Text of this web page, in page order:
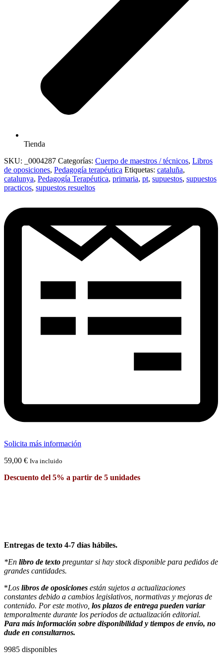
Tienda
SKU:
_0004287 Categorías: Cuerpo de maestros / técnicos, Libros
de oposiciones, Pedagogía terapéutica Etiquetas: cataluña,
catalunya, Pedagogía Terapéutica, primaria, pt, supuestos, supuestos
practicos, supuestos resueltos
Solicita más información
59,00 € Iva incluido
Descuento del 5% a partir de 5 unidades
Entregas de texto 4-7 días hábiles.
*En libro de texto preguntar si hay stock disponible para pedidos de
grandes cantidades.
*Los libros de oposiciones están sujetos a actualizaciones
constantes debido a cambios legislativos, normativas y mejoras de
contenido. Por este motivo, los plazos de entrega pueden variar
temporalmente durante los periodos de actualización editorial.
Para más información sobre disponibilidad y tiempos de envío, no
dude en consultarnos.
9985 disponibles